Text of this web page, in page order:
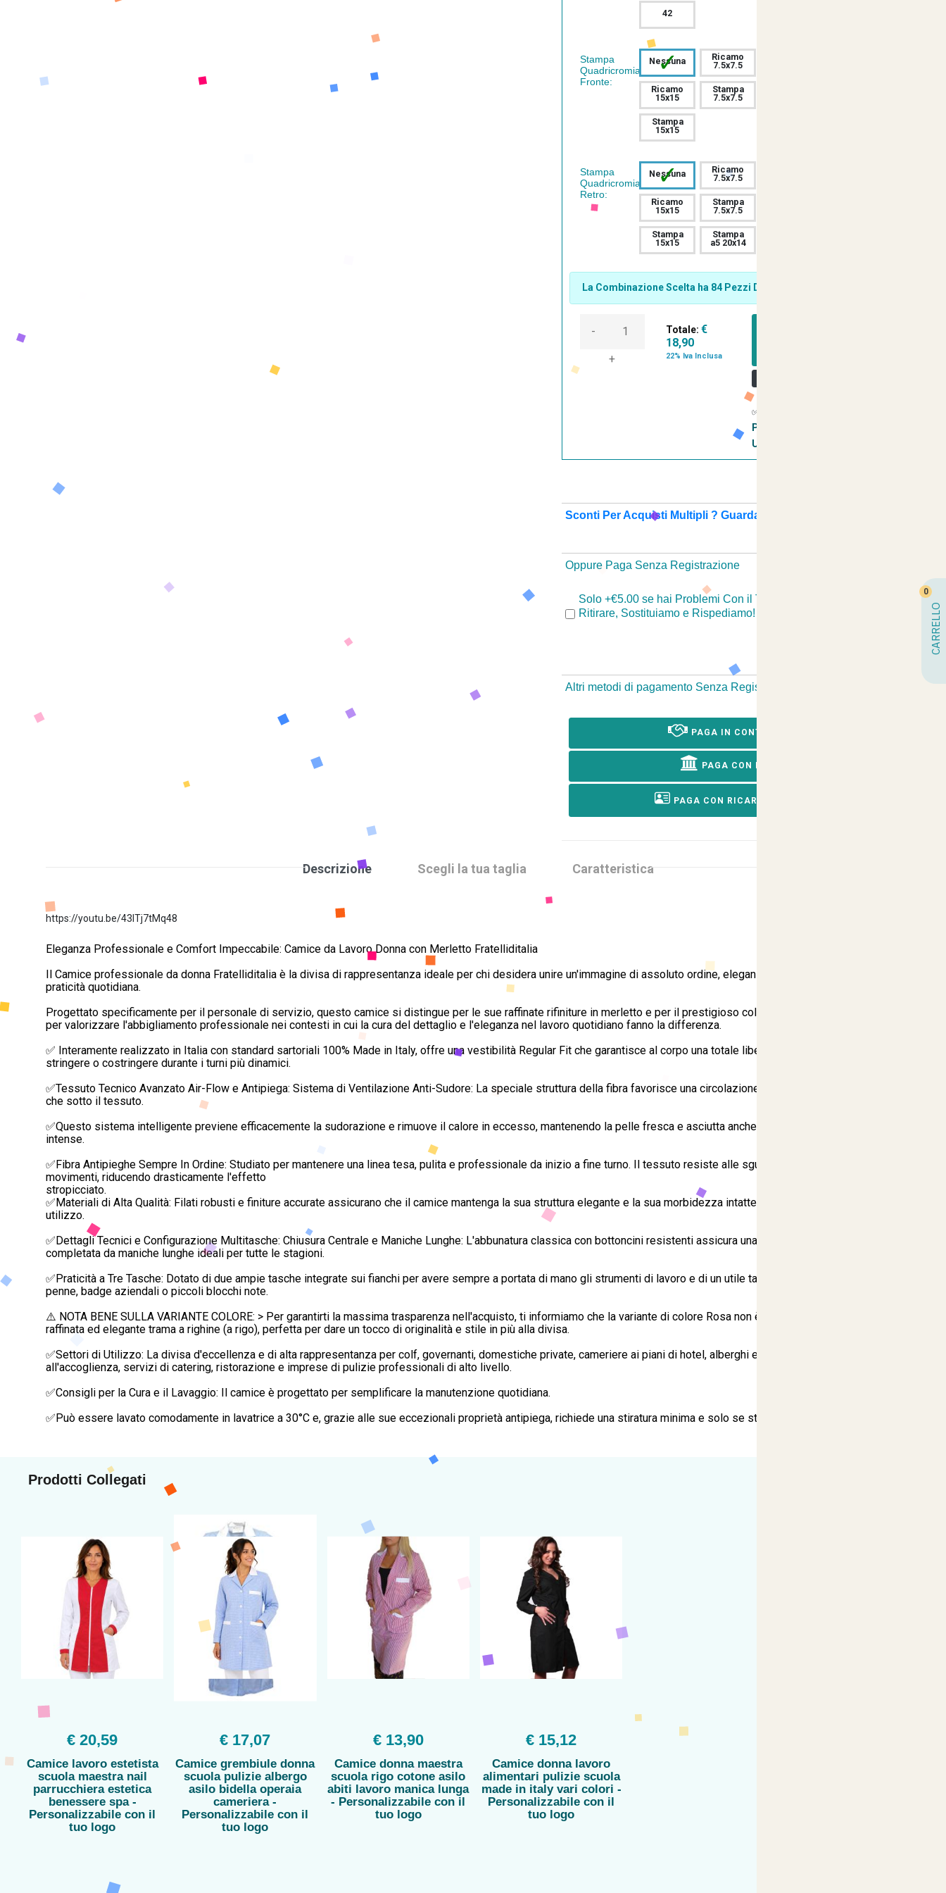
42
Stampa
Quadricromia
Fronte:
Nessuna
✓
Ricamo
7.5x7.5
Ricamo
15x15
Stampa
7.5x7.5
Stampa
15x15
Stampa
Quadricromia
Retro:
Nessuna
✓
Ricamo
7.5x7.5
Ricamo
15x15
Stampa
7.5x7.5
Stampa
15x15
Stampa
a5 20x14
La Combinazione Scelta ha 84 Pezzi Disponibili.
-
+
Totale:€
18,90
22% Iva Inclusa
✅
PERSONALIZZARE
UN'ARTICOLO
Sconti Per Acquisti Multipli ? Guarda Qui
Oppure Paga Senza Registrazione
Solo +€5.00 se hai Problemi Con il Tuo Ordine? Passiamo a
Ritirare, Sostituiamo e Rispediamo!
Altri metodi di pagamento Senza Registrazione
PAGA IN CONTRASSEGNO
PAGA CON BONIFICO
PAGA CON RICARICA POSTEPAY
Descrizione Scegli la tua taglia Caratteristica
https://youtu.be/43lTj7tMq48
Eleganza Professionale e Comfort Impeccabile: Camice da Lavoro Donna con Merletto Fratelliditalia
Il Camice professionale da donna Fratelliditalia è la divisa di rappresentanza ideale per chi desidera unire un'immagine di assoluto ordine, eleganza e tradizione alla massima
praticità quotidiana.
Progettato specificamente per il personale di servizio, questo camice si distingue per le sue raffinate rifiniture in merletto e per il prestigioso colletto ricamato, dettagli pensati
per valorizzare l'abbigliamento professionale nei contesti in cui la cura del dettaglio e l'eleganza nel lavoro quotidiano fanno la differenza.
✅ Interamente realizzato in Italia con standard sartoriali 100% Made in Italy, offre una vestibilità Regular Fit che garantisce al corpo una totale libertà di movimento, senza
stringere o costringere durante i turni più dinamici.
✅Tessuto Tecnico Avanzato Air-Flow e Antipiega: Sistema di Ventilazione Anti-Sudore: La speciale struttura della fibra favorisce una circolazione costante dell'aria sia sopra
che sotto il tessuto.
✅Questo sistema intelligente previene efficacemente la sudorazione e rimuove il calore in eccesso, mantenendo la pelle fresca e asciutta anche durante le attività fisiche più
intense.
✅Fibra Antipieghe Sempre In Ordine: Studiato per mantenere una linea tesa, pulita e professionale da inizio a fine turno. Il tessuto resiste alle sgualciture causate dai continui
movimenti, riducendo drasticamente l'effetto
stropicciato.
✅Materiali di Alta Qualità: Filati robusti e finiture accurate assicurano che il camice mantenga la sua struttura elegante e la sua morbidezza intatte anche dopo numerosi cicli di
utilizzo.
✅Dettagli Tecnici e Configurazione Multitasche: Chiusura Centrale e Maniche Lunghe: L'abbunatura classica con bottoncini resistenti assicura una chiusura solida e ordinata,
completata da maniche lunghe ideali per tutte le stagioni.
✅Praticità a Tre Tasche: Dotato di due ampie tasche integrate sui fianchi per avere sempre a portata di mano gli strumenti di lavoro e di un utile taschino sul petto, perfetto per
penne, badge aziendali o piccoli blocchi note.
⚠️ NOTA BENE SULLA VARIANTE COLORE: > Per garantirti la massima trasparenza nell'acquisto, ti informiamo che la variante di colore Rosa non è in tinta unita, ma presenta una
raffinata ed elegante trama a righine (a rigo), perfetta per dare un tocco di originalità e stile in più alla divisa.
✅Settori di Utilizzo: La divisa d'eccellenza e di alta rappresentanza per colf, governanti, domestiche private, cameriere ai piani di hotel, alberghi e resort, personale addetto
all'accoglienza, servizi di catering, ristorazione e imprese di pulizie professionali di alto livello.
✅Consigli per la Cura e il Lavaggio: Il camice è progettato per semplificare la manutenzione quotidiana.
✅Può essere lavato comodamente in lavatrice a 30°C e, grazie alle sue eccezionali proprietà antipiega, richiede una stiratura minima e solo se strettamente necessario.
Prodotti Collegati
€ 20,59
Camice lavoro estetista
scuola maestra nail
parrucchiera estetica
benessere spa -
Personalizzabile con il
tuo logo
€ 17,07
Camice grembiule donna
scuola pulizie albergo
asilo bidella operaia
cameriera -
Personalizzabile con il
tuo logo
€ 13,90
Camice donna maestra
scuola rigo cotone asilo
abiti lavoro manica lunga
- Personalizzabile con il
tuo logo
€ 15,12
Camice donna lavoro
alimentari pulizie scuola
made in italy vari colori -
Personalizzabile con il
tuo logo
CARRELLO
0